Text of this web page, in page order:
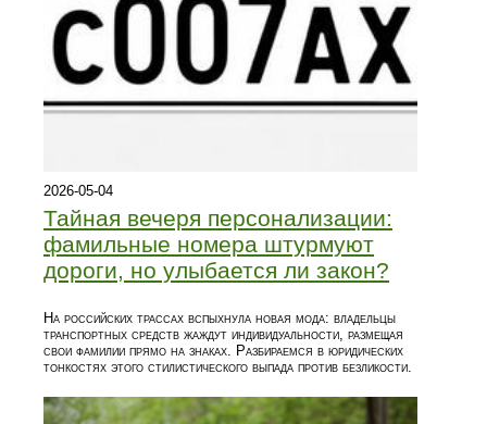
2026-05-04
Тайная вечеря персонализации:
фамильные номера штурмуют
дороги, но улыбается ли закон?
На российских трассах вспыхнула новая мода: владельцы
транспортных средств жаждут индивидуальности, размещая
свои фамилии прямо на знаках. Разбираемся в юридических
тонкостях этого стилистического выпада против безликости.